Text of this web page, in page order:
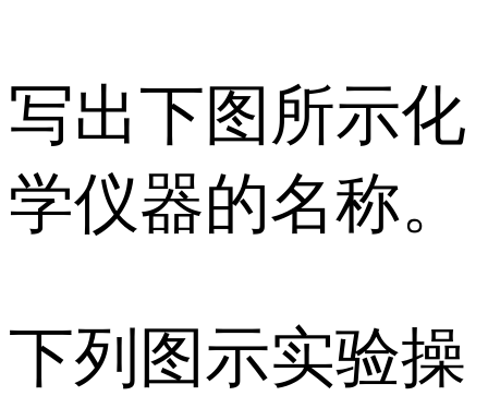
写出下图所示化
学仪器的名称。
下列图示实验操